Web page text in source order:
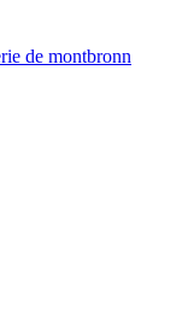
de montbronn